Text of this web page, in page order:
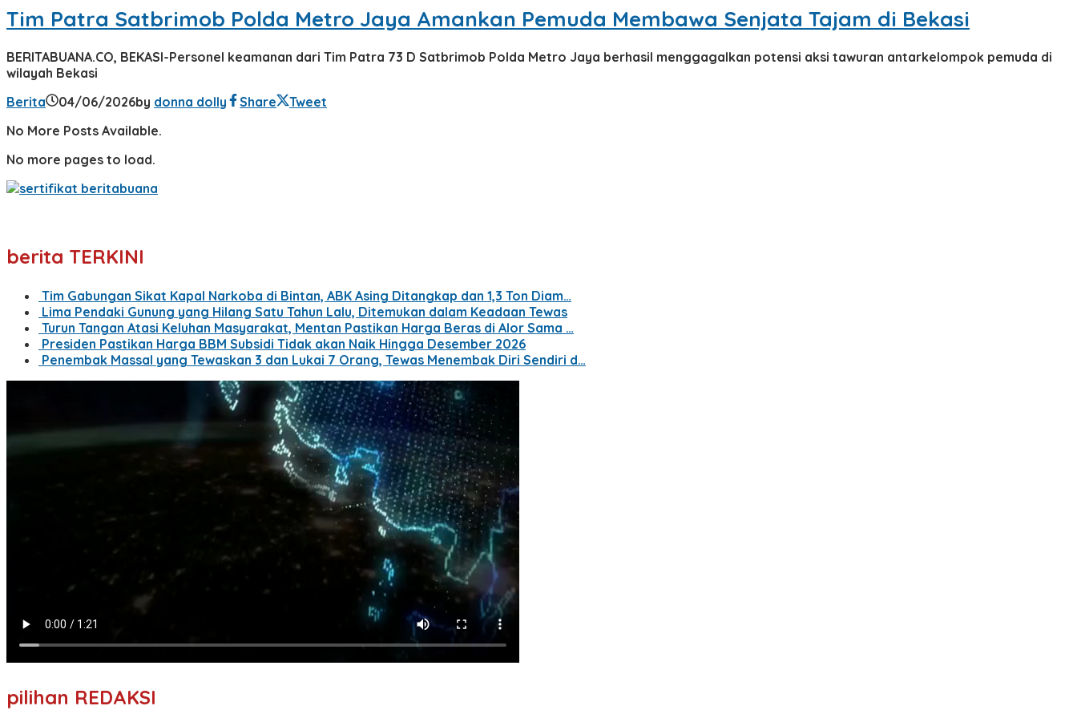
Tim Patra Satbrimob Polda Metro Jaya Amankan Pemuda Membawa Senjata Tajam di Bekasi
BERITABUANA.CO, BEKASI-Personel keamanan dari Tim Patra 73 D Satbrimob Polda Metro Jaya berhasil menggagalkan potensi aksi tawuran antarkelompok pemuda di
wilayah Bekasi
Berita
04/06/2026by donna dolly Share
Tweet
No More Posts Available.
No more pages to load.
berita TERKINI
Tim Gabungan Sikat Kapal Narkoba di Bintan, ABK Asing Ditangkap dan 1,3 Ton Diam…
Lima Pendaki Gunung yang Hilang Satu Tahun Lalu, Ditemukan dalam Keadaan Tewas
Turun Tangan Atasi Keluhan Masyarakat, Mentan Pastikan Harga Beras di Alor Sama …
Presiden Pastikan Harga BBM Subsidi Tidak akan Naik Hingga Desember 2026
Penembak Massal yang Tewaskan 3 dan Lukai 7 Orang, Tewas Menembak Diri Sendiri d…
pilihan REDAKSI